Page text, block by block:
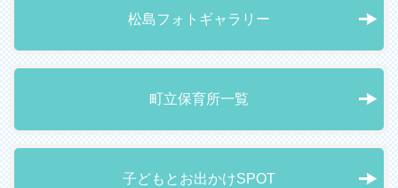
松島フォトギャラリー
町立保育所一覧
子どもとお出かけSPOT